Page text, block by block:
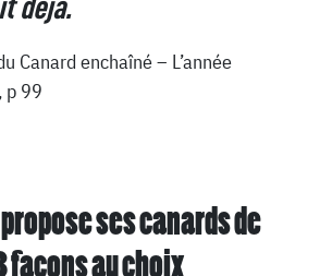
déjà.
Canard enchaîné – L’année
p 99
ses canards de
façons au choix